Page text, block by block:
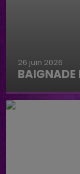
26 juin 2026
BAIGNADE
Baignade